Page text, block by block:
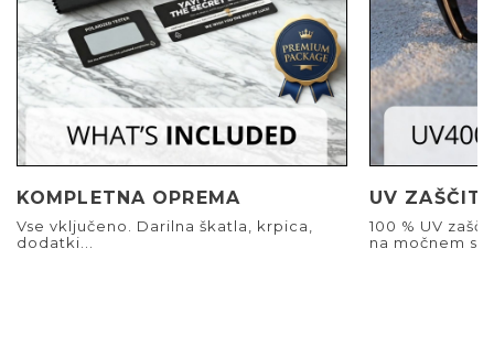
KOMPLETNA OPREMA
Vse vključeno. Darilna škatla, krpica,
dodatki...
UV
100 % UV
na močnem